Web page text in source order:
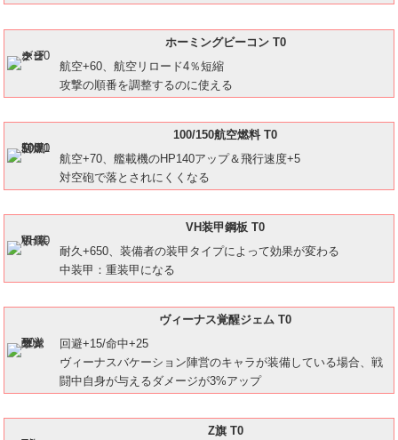
ホーミングビーコン T0
航空+60、航空リロード4％短縮
攻撃の順番を調整するのに使える
100/150航空燃料 T0
航空+70、艦載機のHP140アップ＆飛行速度+5
対空砲で落とされにくくなる
VH装甲鋼板 T0
耐久+650、装備者の装甲タイプによって効果が変わる
中装甲：重装甲になる
ヴィーナス覚醒ジェム T0
回避+15/命中+25
ヴィーナスバケーション陣営のキャラが装備している場合、戦
闘中自身が与えるダメージが3%アップ
Z旗 T0